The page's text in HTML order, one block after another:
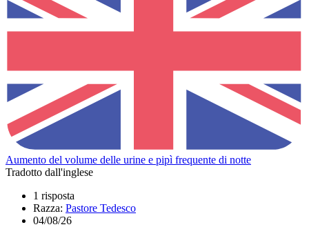
Aumento del volume delle urine e pipì frequente di notte
Tradotto dall'inglese
1 risposta
Razza: Pastore Tedesco
04/08/26